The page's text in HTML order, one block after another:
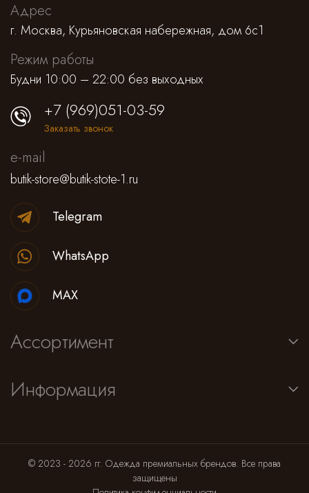
Адрес
г. Москва, Курьяновская набережная, дом 6с1
Режим работы
Будни 10:00 – 22:00 без выходных
Ассортимент
Информация
+7 (969)051-03-59
Заказать звонок
e-mail
butik-store@butik-stote-1.ru
Telegram
WhatsApp
MAX
© 2023 - 2026 гг. Одежда премиальных брендов. Все права
защищены